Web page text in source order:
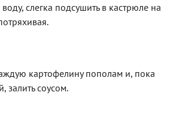
слегка подсушить в кастрюле на
картофелину пополам и, пока
залить соусом.